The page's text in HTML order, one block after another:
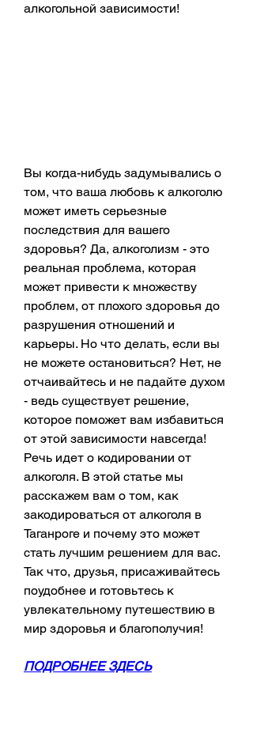
алкогольной зависимости!
Вы когда-нибудь задумывались о
том, что ваша любовь к алкоголю
может иметь серьезные
последствия для вашего
здоровья? Да, алкоголизм - это
реальная проблема, которая
может привести к множеству
проблем, от плохого здоровья до
разрушения отношений и
карьеры. Но что делать, если вы
не можете остановиться? Нет, не
отчаивайтесь и не падайте духом
- ведь существует решение,
которое поможет вам избавиться
от этой зависимости навсегда!
Речь идет о кодировании от
алкоголя. В этой статье мы
расскажем вам о том, как
закодироваться от алкоголя в
Таганроге и почему это может
стать лучшим решением для вас.
Так что, друзья, присаживайтесь
поудобнее и готовьтесь к
увлекательному путешествию в
мир здоровья и благополучия!
ПОДРОБНЕЕ ЗДЕСЬ